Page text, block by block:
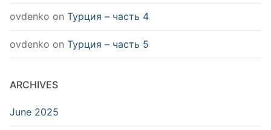
ovdenko on Турция – часть 4
ovdenko on Турция – часть 5
ARCHIVES
June 2025